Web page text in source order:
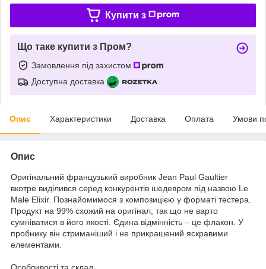
Купити з
Що таке купити з Пром?
Замовлення під захистом
Доступна доставка
Опис Характеристики Доставка Оплата Умови
Опис
Оригінальний французький виробник Jean Paul Gaultier
вкотре виділився серед конкурентів шедевром під назвою Le
Male Elixir. Познайомимося з композицією у форматі тестера.
Продукт на 99% схожий на оригінал, так що не варто
сумніватися в його якості. Єдина відмінність – це флакон. У
пробнику він стриманіший і не прикрашений яскравими
елементами.
Особливості та склад